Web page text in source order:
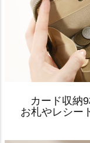
カード収納
お札やレシー